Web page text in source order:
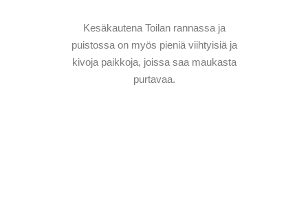
Kesäkautena Toilan rannassa ja
puistossa on myös pieniä viihtyisiä ja
kivoja paikkoja, joissa saa maukasta
purtavaa.